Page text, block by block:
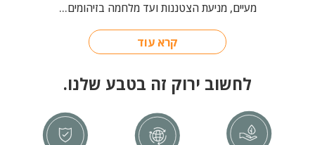
מעיים, מניעת הצטננות ועד מלחמה בזיהומים...
קרא עוד
לחשוב ירוק זה בטבע שלנו.